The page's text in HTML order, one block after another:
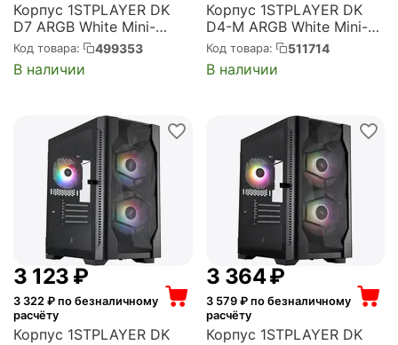
Корпус 1STPLAYER DK
D7 ARGB White Mini-
Tower, без БП, с окном,
подсветка, 1xUSB 2.0,
1xUSB 3.0, белый (D7-
Код товара: 499353
В наличии
Корпус 1STPLAYER DK
D4-M ARGB White Mini-
Tower, без БП, с окном,
подсветка, 2xUSB 2.0,
1xUSB 3.0, белый (D4-M-
Код товара: 511714
В наличии
3 123 ₽
3 322 ₽ по безналичному
расчёту
Корпус 1STPLAYER DK
3 364₽
3 579₽ по безналичному
расчёту
Корпус 1STPLAYER DK